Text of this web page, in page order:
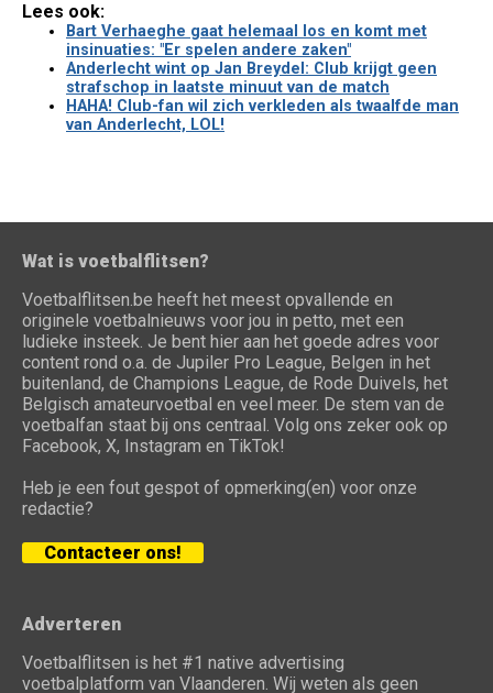
Lees ook:
Bart Verhaeghe gaat helemaal los en komt met
insinuaties: "Er spelen andere zaken"
Anderlecht wint op Jan Breydel: Club krijgt geen
strafschop in laatste minuut van de match
HAHA! Club-fan wil zich verkleden als twaalfde man
van Anderlecht, LOL!
Wat is voetbalflitsen?
Voetbalflitsen.be heeft het meest opvallende en
originele voetbalnieuws voor jou in petto, met een
ludieke insteek. Je bent hier aan het goede adres voor
content rond o.a. de Jupiler Pro League, Belgen in het
buitenland, de Champions League, de Rode Duivels, het
Belgisch amateurvoetbal en veel meer. De stem van de
voetbalfan staat bij ons centraal. Volg ons zeker ook op
Facebook, X, Instagram en TikTok!
Heb je een fout gespot of opmerking(en) voor onze
redactie?
Contacteer ons!
Adverteren
Voetbalflitsen is het #1 native advertising
voetbalplatform van Vlaanderen. Wij weten als geen